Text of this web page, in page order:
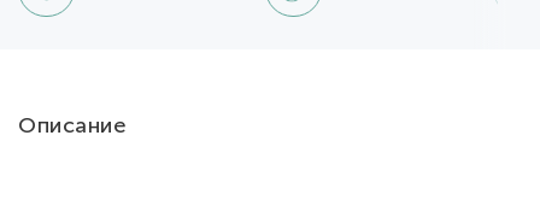
Описание